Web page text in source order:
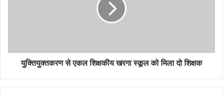
युक्तियुक्तकरण से एकल शिक्षकीय खरगा स्कूल को मिला दो शिक्षक